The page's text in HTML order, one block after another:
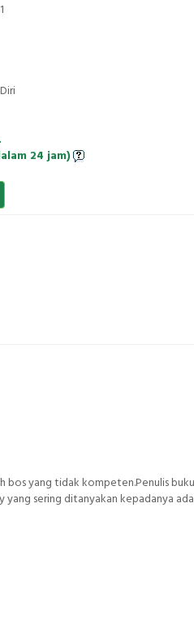
24 jam)
bos yang tidak kompeten.Penulis
yang sering ditanyakan kepadanya